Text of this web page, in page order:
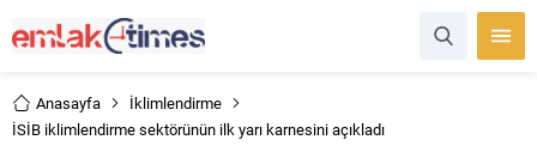
Anasayfa
İklimlendirme
İSİB iklimlendirme sektörünün ilk yarı karnesini açıkladı